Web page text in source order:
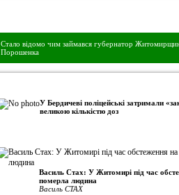
Стало відомо чим займався губернатор
Порошенка
У Бердичеві поліцейські затримали
великою кількістю доз
Василь Стах: У Житомирі під час
померла людина
Василь СТАХ